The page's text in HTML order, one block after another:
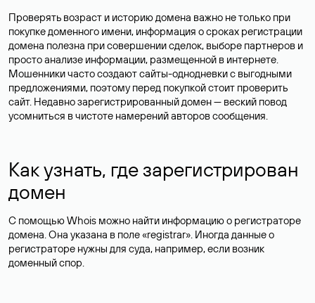
Проверять возраст и историю домена важно не только при
покупке доменного имени, информация о сроках регистрации
домена полезна при совершении сделок, выборе партнеров и
просто анализе информации, размещенной в интернете.
Мошенники часто создают сайты-однодневки с выгодными
предложениями, поэтому перед покупкой стоит проверить
сайт. Недавно зарегистрированный домен — веский повод
усомниться в чистоте намерений авторов сообщения.
Как узнать, где зарегистрирован
домен
С помощью Whois можно найти информацию о регистраторе
домена. Она указана в поле «registrar». Иногда данные о
регистраторе нужны для суда, например, если возник
доменный спор.